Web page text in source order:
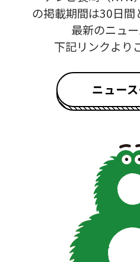
の掲載期間は30日間
最新のニュー
下記リンクより
ニュー